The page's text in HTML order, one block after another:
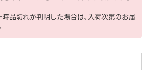
時品切れが判明した場合は、入荷次第のお届